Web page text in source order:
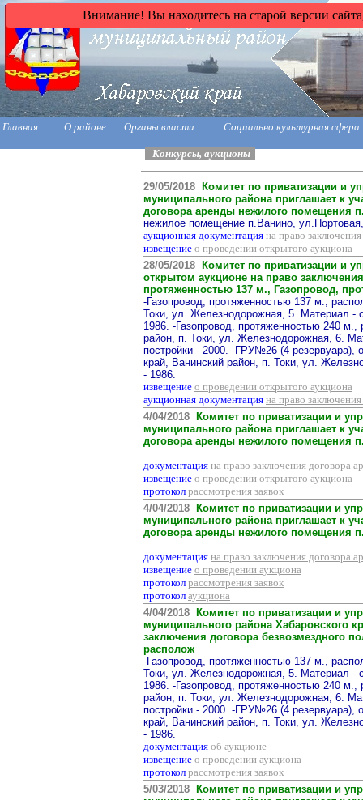
Внимание! Вы находитесь на старой версии
Главная О районе Органы власти Социально культурная сфера
Конкурсы, аукционы
29/05/2018 Комитет по приватизации и
муниципального района приглашает к
договора аренды нежилого помещения
нежилое помещение п.Ванино,
аукционная документация на право
извещение о проведении открытого аукциона
28/05/2018 Комитет по приватизации и
открытом аукционе на право
протяженностью 137 м., Газопровод,
-Газопровод, протяженностью 137 м.,
Токи, ул. Железнодорожная, 5. Материал -
1986. -Газопровод, протяженностью 240
район, п. Токи, ул. Железнодорожная, 6.
постройки - 2000. -ГРУ№26 (4 резервуара),
край, Ванинский район, п. Токи, ул.
- 1986.
извещение о проведении открытого аукциона
аукционная документация на право
4/04/2018 Комитет по приватизации и
муниципального района приглашает к
договора аренды нежилого помещения
документация на право заключения договора
извещение о проведении открытого аукциона
протокол рассмотрения заявок
4/04/2018 Комитет по приватизации и
муниципального района приглашает к
договора аренды нежилого помещения
документация на право заключения договора
извещение о проведении аукциона
протокол рассмотрения заявок
протокол аукциона
4/04/2018 Комитет по приватизации и
муниципального района Хабаровского
заключения договора безвозмездного
располож
-Газопровод, протяженностью 137 м.,
Токи, ул. Железнодорожная, 5. Материал -
1986. -Газопровод, протяженностью 240
район, п. Токи, ул. Железнодорожная, 6.
постройки - 2000. -ГРУ№26 (4 резервуара),
край, Ванинский район, п. Токи, ул.
- 1986.
документация об аукционе
извещение о проведении аукциона
протокол рассмотрения заявок
5/03/2018 Комитет по приватизации и